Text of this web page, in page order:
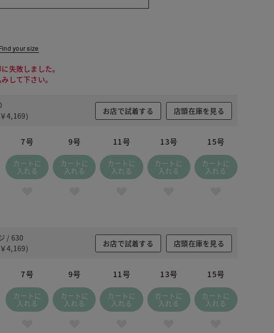
630 ライトオレンジ
your size
失敗しました。
して下さい。
￥4,169)
お店で試着する 店頭在庫を見る
7号
カートに
入れる
9号
カートに
入れる
11号
カートに
入れる
13号
カートに
入れる
15号
カートに
入れる
/ 630
￥4,169)
お店で試着する 店頭在庫を見る
7号
カートに
入れる
9号
カートに
入れる
11号
カートに
入れる
13号
カートに
入れる
15号
カートに
入れる